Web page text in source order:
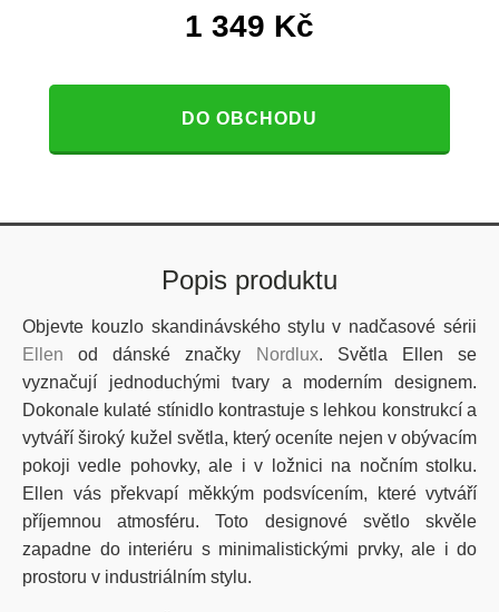
1 349 Kč
DO OBCHODU
Popis produktu
Objevte kouzlo skandinávského stylu v nadčasové sérii
Ellenod dánské značky Nordlux. Světla Ellen se
vyznačují jednoduchými tvary a moderním designem.
Dokonale kulaté stínidlo kontrastuje s lehkou konstrukcí a
vytváří široký kužel světla, který oceníte nejen v obývacím
pokoji vedle pohovky, ale i v ložnici na nočním stolku.
Ellen vás překvapí měkkým podsvícením, které vytváří
příjemnou atmosféru. Toto designové světlo skvěle
zapadne do interiéru s minimalistickými prvky, ale i do
prostoru v industriálním stylu.